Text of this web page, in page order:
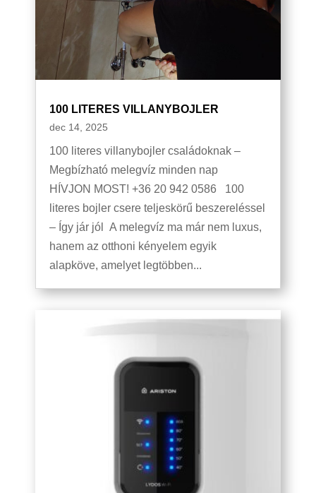
100 LITERES VILLANYBOJLER
dec 14, 2025
100 literes villanybojler családoknak –
Megbízható melegvíz minden nap
HÍVJON MOST! +36 20 942 0586 100
literes bojler csere teljeskörű beszereléssel
– Így jár jól A melegvíz ma már nem luxus,
hanem az otthoni kényelem egyik
alapköve, amelyet legtöbben...